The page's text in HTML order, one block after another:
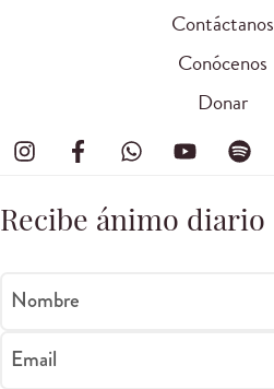
Contáctanos
Conócenos
Donar
Recibe ánimo diario
Nombre
Email